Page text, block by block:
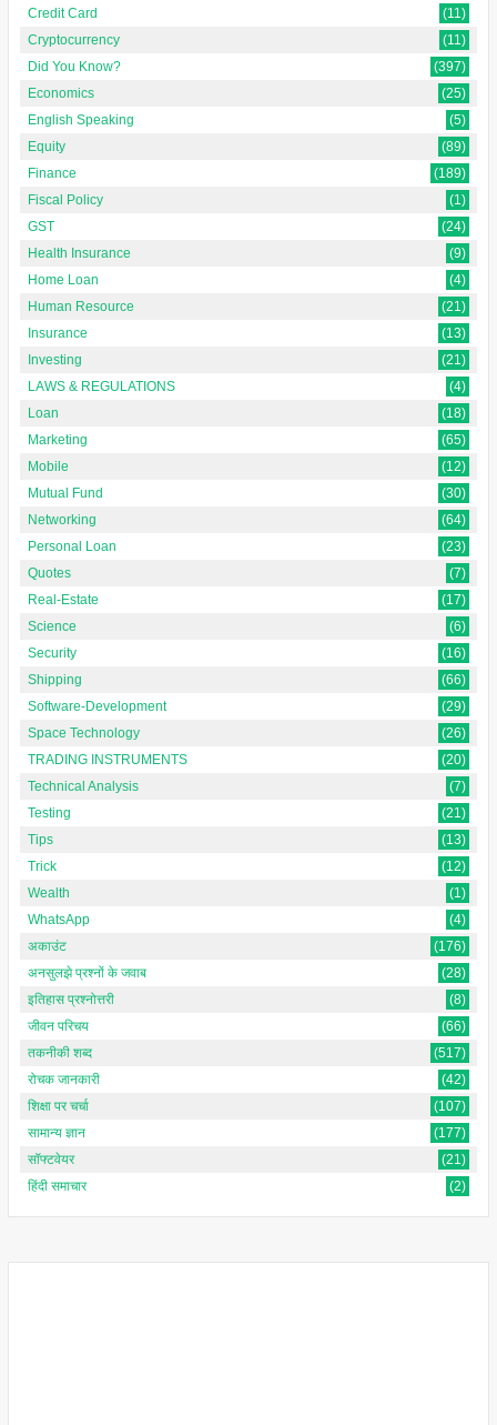
Credit Card
(11)
Cryptocurrency
(11)
Did You Know?
(397)
Economics
(25)
English Speaking
(5)
Equity
(89)
Finance
(189)
Fiscal Policy
(1)
GST
(24)
Health Insurance
(9)
Home Loan
(4)
Human Resource
(21)
Insurance
(13)
Investing
(21)
LAWS & REGULATIONS
(4)
Loan
(18)
Marketing
(65)
Mobile
(12)
Mutual Fund
(30)
Networking
(64)
Personal Loan
(23)
Quotes
(7)
Real-Estate
(17)
Science
(6)
Security
(16)
Shipping
(66)
Software-Development
(29)
Space Technology
(26)
TRADING INSTRUMENTS
(20)
Technical Analysis
(7)
Testing
(21)
Tips
(13)
Trick
(12)
Wealth
(1)
WhatsApp
(4)
अकाउंट
(176)
अनसुलझे प्रश्नों के जवाब
(28)
इतिहास प्रश्नोत्तरी
(8)
जीवन परिचय
(66)
तकनीकी शब्द
(517)
रोचक जानकारी
(42)
शिक्षा पर चर्चा
(107)
सामान्य ज्ञान
(177)
सॉफ्टवेयर
(21)
हिंदी समाचार
(2)